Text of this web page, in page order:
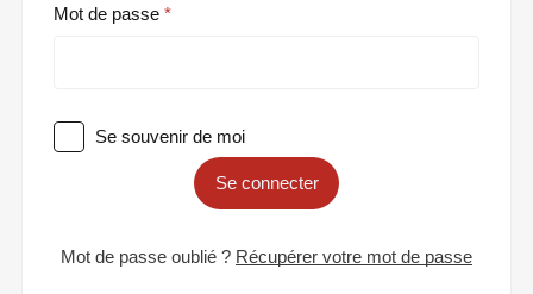
Mot de passe
Se souvenir de moi
Se connecter
Mot de passe oublié ? Récupérer votre mot de passe